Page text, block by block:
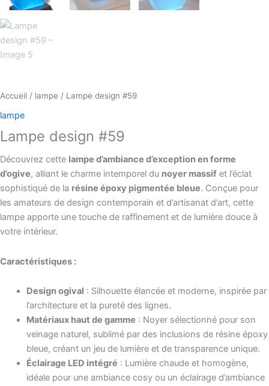
Accueil / lampe / Lampe design #59
lampe
Lampe design #59
Découvrez cette lampe d’ambiance d’exception en forme
d’ogive, alliant le charme intemporel du noyer massif et l’éclat
sophistiqué de la résine époxy pigmentée bleue. Conçue pour
les amateurs de design contemporain et d’artisanat d’art, cette
lampe apporte une touche de raffinement et de lumière douce à
votre intérieur.
Caractéristiques :
Design ogival : Silhouette élancée et moderne, inspirée par
l’architecture et la pureté des lignes.
Matériaux haut de gamme : Noyer sélectionné pour son
veinage naturel, sublimé par des inclusions de résine époxy
bleue, créant un jeu de lumière et de transparence unique.
Éclairage LED intégré : Lumière chaude et homogène,
idéale pour une ambiance cosy ou un éclairage d’ambiance